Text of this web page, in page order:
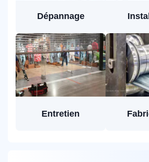
Dépannage
Entretien